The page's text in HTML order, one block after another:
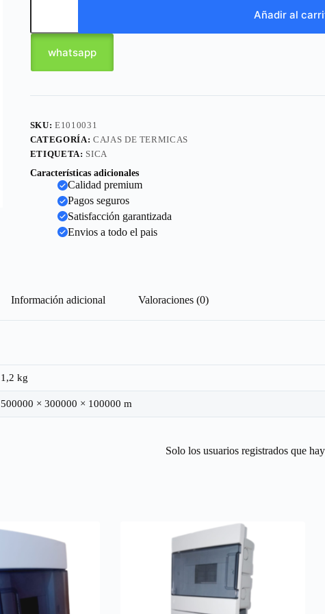
Añadir al
whatsapp
SKU:E1010031
CATEGORÍA: CAJAS DE TERMICAS
ETIQUETA: SICA
Características adicionales
Calidad premium
Pagos seguros
Satisfacción garantizada
Envios a todo el pais
Información adicional Valoraciones (0)
1,2 kg
500000 × 300000 × 100000 m
Solo los usuarios registrados que